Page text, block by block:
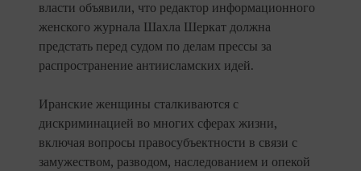
власти объявили, что редактор информационного
женского журнала Шахла Шеркат должна
предстать перед судом по делам прессы за
распространение антиисламских идей.
Иранские женщины сталкиваются с
дискриминацией во многих сферах жизни,
включая вопросы правосубъектности в связи с
замужеством, разводом, наследованием и опекой